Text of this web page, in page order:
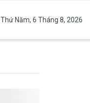
Thứ Năm, 6 Tháng 8, 2026